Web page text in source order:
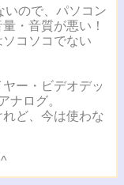
いので、パソコン
・音質が悪い！
コソコでない
ー・ビデオデッ
ナログ。
ど、今は使わな